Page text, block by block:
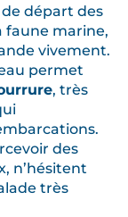
départ des
faune marine,
vivement.
permet
, très
des
n’hésitent
très